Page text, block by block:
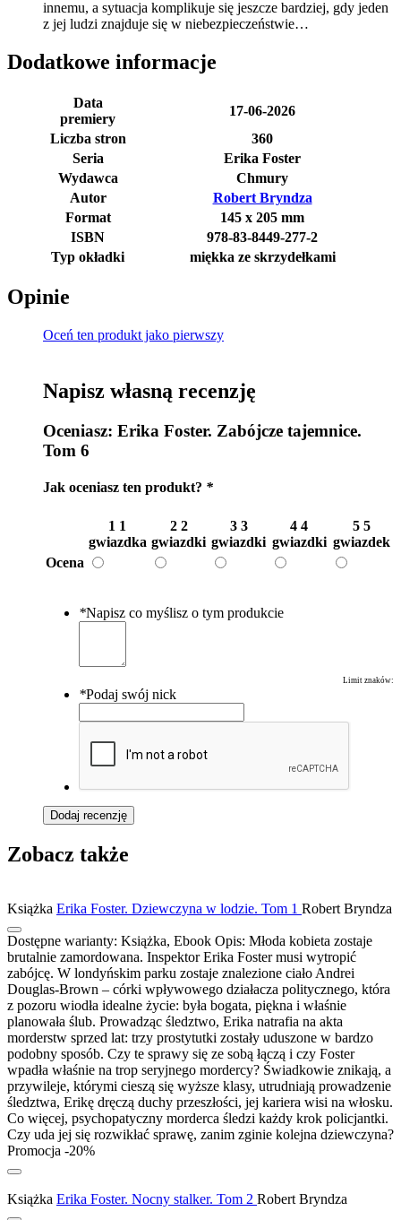
innemu, a sytuacja komplikuje się jeszcze bardziej, gdy jeden
z jej ludzi znajduje się w niebezpieczeństwie…
Dodatkowe informacje
Data
premiery
17-06-2026
Liczba stron
360
Seria
Erika Foster
Wydawca
Chmury
Autor
Robert Bryndza
Format
145 x 205 mm
ISBN
978-83-8449-277-2
Typ okładki
miękka ze skrzydełkami
Opinie
Oceń ten produkt jako pierwszy
Napisz własną recenzję
Oceniasz: Erika Foster. Zabójcze tajemnice.
Tom 6
Jak oceniasz ten produkt? *
1 1
gwiazdka
2 2
gwiazdki
3 3
gwiazdki
4 4
gwiazdki
5 5
gwiazdek
Ocena
*Napisz co myślisz o tym produkcie
Limit znaków:
*Podaj swój nick
Dodaj recenzję
Zobacz także
Książka Erika Foster. Dziewczyna w lodzie. Tom 1 Robert Bryndza
Dostępne warianty: Książka, Ebook Opis: Młoda kobieta zostaje
brutalnie zamordowana. Inspektor Erika Foster musi wytropić
zabójcę. W londyńskim parku zostaje znalezione ciało Andrei
Douglas-Brown – córki wpływowego działacza politycznego, która
z pozoru wiodła idealne życie: była bogata, piękna i właśnie
planowała ślub. Prowadząc śledztwo, Erika natrafia na akta
morderstw sprzed lat: trzy prostytutki zostały uduszone w bardzo
podobny sposób. Czy te sprawy się ze sobą łączą i czy Foster
wpadła właśnie na trop seryjnego mordercy? Świadkowie znikają, a
przywileje, którymi cieszą się wyższe klasy, utrudniają prowadzenie
śledztwa, Erikę dręczą duchy przeszłości, jej kariera wisi na włosku.
Co więcej, psychopatyczny morderca śledzi każdy krok policjantki.
Czy uda jej się rozwikłać sprawę, zanim zginie kolejna dziewczyna?
Promocja -20%
Książka Erika Foster. Nocny stalker. Tom 2 Robert Bryndza